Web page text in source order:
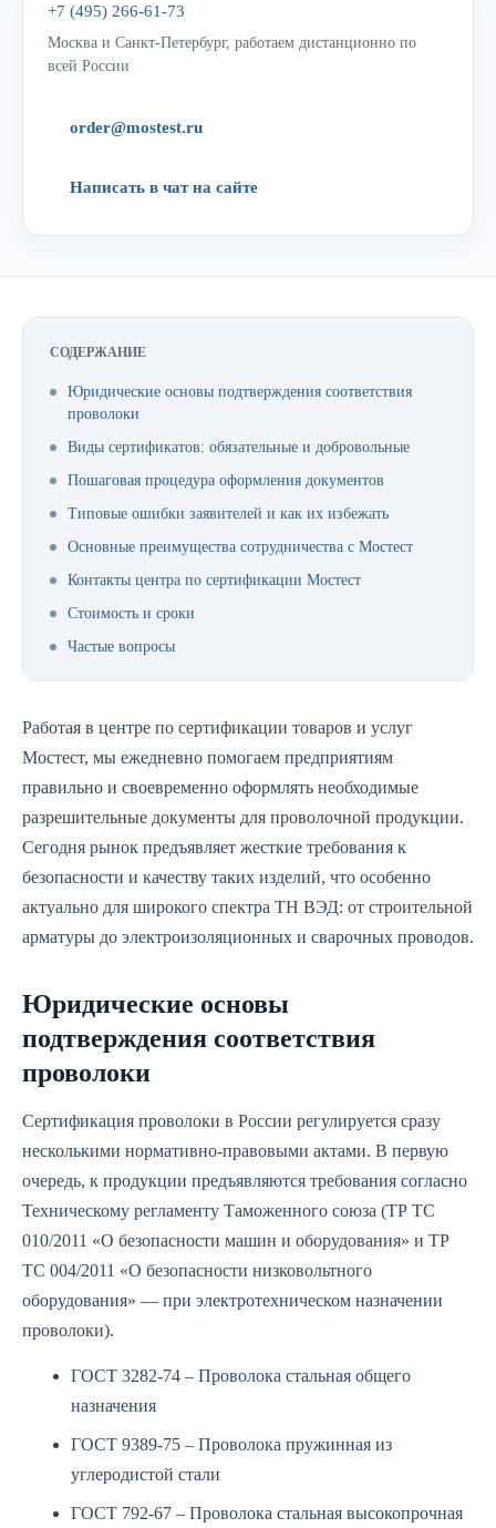
+7 (495) 266-61-73
Москва и Санкт-Петербург, работаем дистанционно по
всей России
order@mostest.ru
Написать в чат на сайте
СОДЕРЖАНИЕ
Юридические основы подтверждения соответствия
проволоки
Виды сертификатов: обязательные и добровольные
Пошаговая процедура оформления документов
Типовые ошибки заявителей и как их избежать
Основные преимущества сотрудничества с Мостест
Контакты центра по сертификации Мостест
Стоимость и сроки
Частые вопросы
Работая в центре по сертификации товаров и услуг
Мостест, мы ежедневно помогаем предприятиям
правильно и своевременно оформлять необходимые
разрешительные документы для проволочной продукции.
Сегодня рынок предъявляет жесткие требования к
безопасности и качеству таких изделий, что особенно
актуально для широкого спектра ТН ВЭД: от строительной
арматуры до электроизоляционных и сварочных проводов.
Юридические основы
подтверждения соответствия
проволоки
Сертификация проволоки в России регулируется сразу
несколькими нормативно-правовыми актами. В первую
очередь, к продукции предъявляются требования согласно
Техническому регламенту Таможенного союза (ТР ТС
010/2011 «О безопасности машин и оборудования» и ТР
ТС 004/2011 «О безопасности низковольтного
оборудования» — при электротехническом назначении
проволоки).
ГОСТ 3282-74 – Проволока стальная общего
назначения
ГОСТ 9389-75 – Проволока пружинная из
углеродистой стали
ГОСТ 792-67 – Проволока стальная высокопрочная